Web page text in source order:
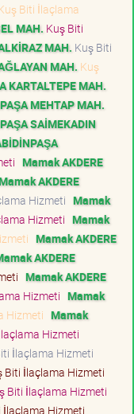
Biti İlaçlama
MAH. Kuş Biti
MAH. Kuş Biti
MAH. Kuş
KARTALTEPE MAH.
MEHTAP MAH.
SAİMEKADIN
Mamak AKDERE
AKDERE
Hizmeti Mamak
Hizmeti Mamak
Mamak AKDERE
AKDERE
Mamak AKDERE
Hizmeti Mamak
Hizmeti Mamak
Hizmeti
İlaçlama Hizmeti
Biti İlaçlama Hizmeti
Biti İlaçlama Hizmeti
İlaçlama Hizmeti